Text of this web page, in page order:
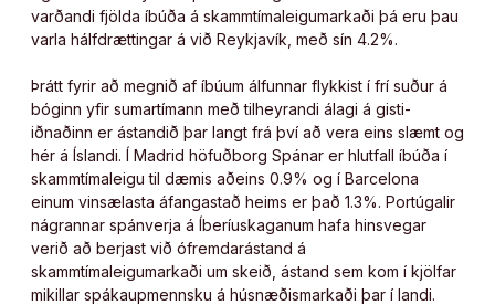
varðandi fjölda íbúða á skammtímaleigumarkaði þá eru þau
varla hálfdrættingar á við Reykjavík, með sín 4.2%.
Þrátt fyrir að megnið af íbúum álfunnar flykkist í frí suður á
bóginn yfir sumartímann með tilheyrandi álagi á gisti-
iðnaðinn er ástandið þar langt frá því að vera eins slæmt og
hér á Íslandi. Í Madrid höfuðborg Spánar er hlutfall íbúða í
skammtímaleigu til dæmis aðeins 0.9% og í Barcelona
einum vinsælasta áfangastað heims er það 1.3%. Portúgalir
nágrannar spánverja á Íberíuskaganum hafa hinsvegar
verið að berjast við ófremdarástand á
skammtímaleigumarkaði um skeið, ástand sem kom í kjölfar
mikillar spákaupmennsku á húsnæðismarkaði þar í landi.